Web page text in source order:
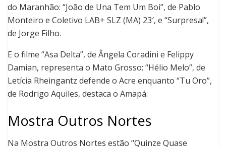
do Maranhão: “João de Una Tem Um Boi”, de Pablo
Monteiro e Coletivo LAB+ SLZ (MA) 23′, e “Surpresa!”,
de Jorge Filho.
E o filme “Asa Delta”, de Ângela Coradini e Felippy
Damian, representa o Mato Grosso; “Hélio Melo”, de
Letícia Rheingantz defende o Acre enquanto “Tu Oro”,
de Rodrigo Aquiles, destaca o Amapá.
Mostra Outros Nortes
Na Mostra Outros Nortes estão “Quinze Quase